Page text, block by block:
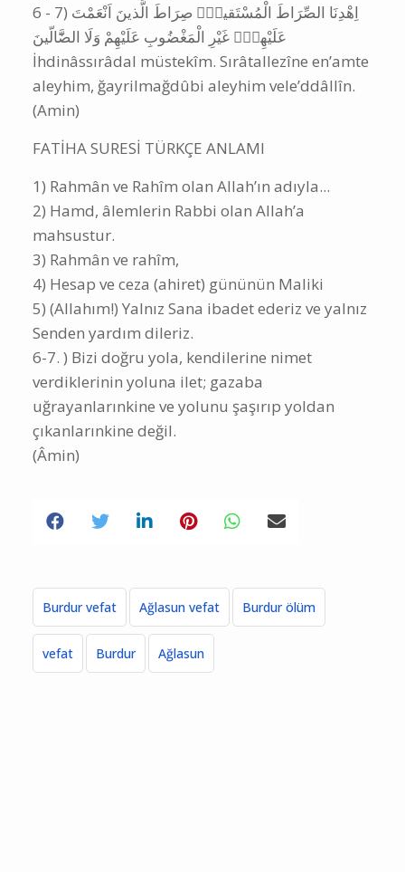
‎6 - 7) اِهْدِنَا الصِّرَاطَ الْمُسْتَقيمَۙ صِرَاطَ الَّذينَ اَنْعَمْتَ
عَلَيْهِمْۙ غَيْرِ الْمَغْضُوبِ عَلَيْهِمْ وَلَا الضَّٓالّينَ
İhdinâssırâdal müstekîm. Sırâtallezîne en’amte
aleyhim, ğayrilmağdûbi aleyhim vele’ddâllîn.
(Amin)
FATİHA SURESİ TÜRKÇE ANLAMI
1) Rahmân ve Rahîm olan Allah’ın adıyla...
2) Hamd, âlemlerin Rabbi olan Allah’a
mahsustur.
3) Rahmân ve rahîm,
4) Hesap ve ceza (ahiret) gününün Maliki
5) (Allahım!) Yalnız Sana ibadet ederiz ve yalnız
Senden yardım dileriz.
6-7. ) Bizi doğru yola, kendilerine nimet
verdiklerinin yoluna ilet; gazaba
uğrayanlarınkine ve yolunu şaşırıp yoldan
çıkanlarınkine değil.
(Âmin)
Burdur vefat Ağlasun vefat Burdur ölüm
vefat Burdur Ağlasun